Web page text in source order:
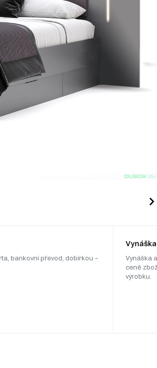
bankovní převod, dobírkou –
Vynáška
ceně
výrobku.